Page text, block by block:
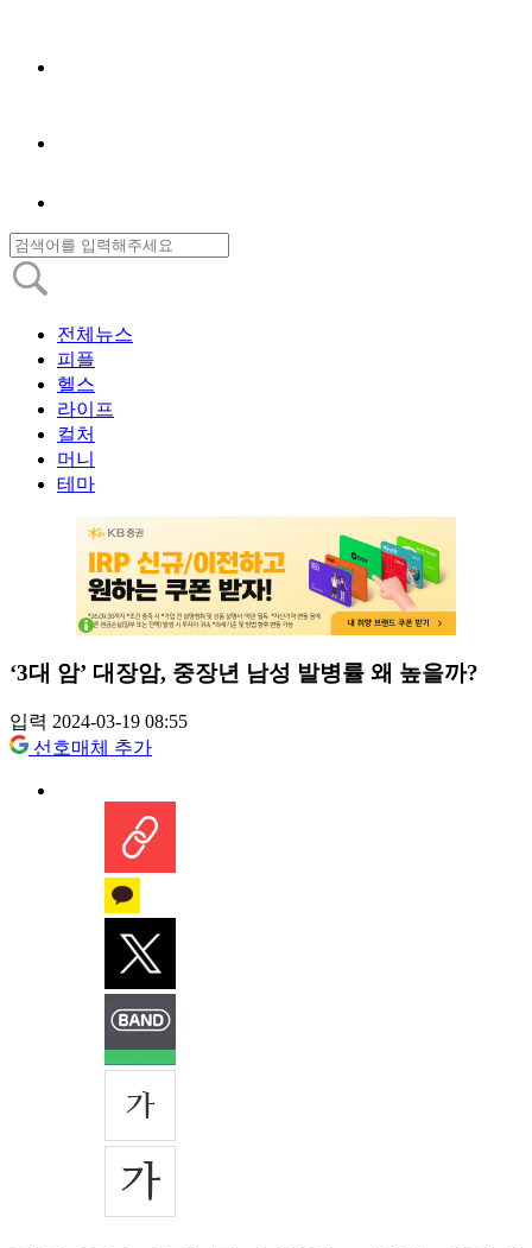
전체뉴스
피플
헬스
라이프
컬처
머니
테마
‘3대 암’ 대장암, 중장년 남성 발병률 왜 높을까?
입력 2024-03-19 08:55
선호매체 추가